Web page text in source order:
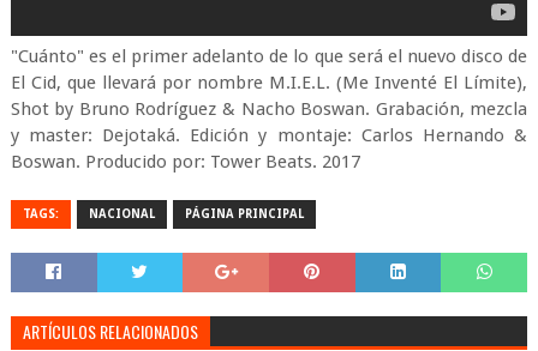
"Cuánto" es el primer adelanto de lo que será el nuevo disco de
El Cid, que llevará por nombre M.I.E.L. (Me Inventé El Límite),
Shot by Bruno Rodríguez & Nacho Boswan. Grabación, mezcla
y master: Dejotaká. Edición y montaje: Carlos Hernando &
Boswan. Producido por: Tower Beats. 2017
TAGS: NACIONAL PÁGINA PRINCIPAL
ARTÍCULOS RELACIONADOS